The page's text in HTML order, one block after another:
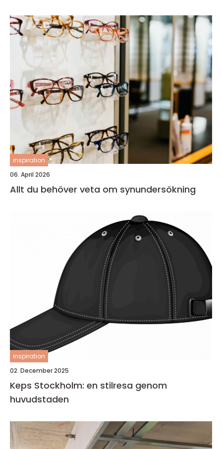
inspiration
06. April 2026
Allt du behöver veta om synundersökning
inspiration
02. December 2025
Keps Stockholm: en stilresa genom
huvudstaden